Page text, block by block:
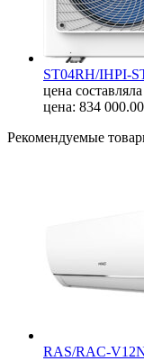
ST04RH/IHPI-
цена
цена: 834
Рекомендуемые
RAS/RAC-